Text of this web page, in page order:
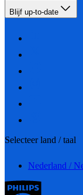
Blijf up-to-date
Selecteer land / taal
Nederland /